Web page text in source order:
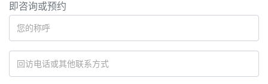
新国际”的教育理念，倡导中西结合，文理兼长，全面发展
的教育模式。致力于培养具有家国情怀，世界眼光，适应时
代发展的未来型人才。
即咨询或预约